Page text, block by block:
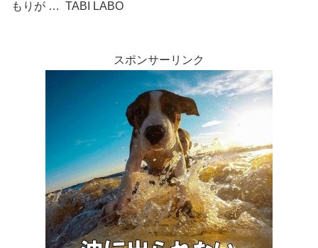
もりが … TABI LABO
スポンサーリンク